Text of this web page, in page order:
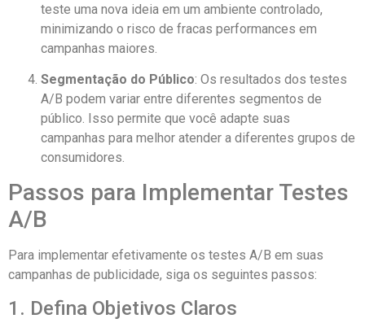
teste uma nova ideia em um ambiente controlado,
minimizando o risco de fracas performances em
campanhas maiores.
Segmentação do Público: Os resultados dos testes
A/B podem variar entre diferentes segmentos de
público. Isso permite que você adapte suas
campanhas para melhor atender a diferentes grupos de
consumidores.
Passos para Implementar Testes
A/B
Para implementar efetivamente os testes A/B em suas
campanhas de publicidade, siga os seguintes passos:
1. Defina Objetivos Claros